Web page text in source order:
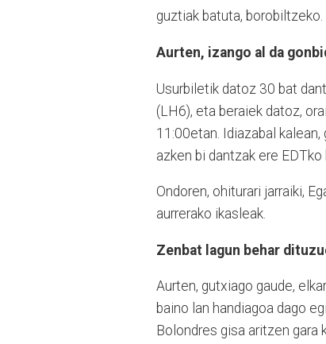
guztiak batuta, borobiltzeko.
Aurten, izango al da
Usurbiletik datoz 30 bat
(LH6), eta beraiek datoz,
11:00etan. Idiazabal
azken bi dantzak ere
Ondoren, ohiturari jarraiki,
aurrerako ikasleak.
Zenbat lagun behar
Aurten, gutxiago gaude,
baino lan handiagoa dago
Bolondres gisa aritzen gara